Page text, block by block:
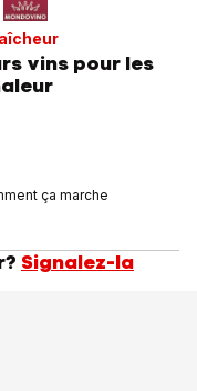
vins pour les
ça marche
Signalez-la